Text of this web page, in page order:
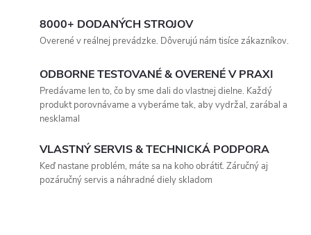
8000+ DODANÝCH STROJOV
Overené v reálnej prevádzke. Dôverujú nám tisíce zákazníkov.
ODBORNE TESTOVANÉ & OVERENÉ V PRAXI
Predávame len to, čo by sme dali do vlastnej dielne. Každý
produkt porovnávame a vyberáme tak, aby vydržal, zarábal a
nesklamal
VLASTNÝ SERVIS & TECHNICKÁ PODPORA
Keď nastane problém, máte sa na koho obrátiť. Záručný aj
pozáručný servis a náhradné diely skladom